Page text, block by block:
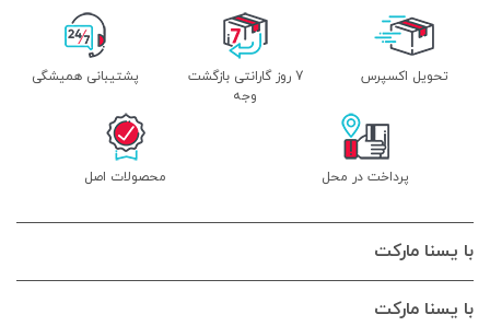
تحویل اکسپرس
7 روز گارانتی بازگشت
وجه
پشتیبانی همیشگی
پرداخت در محل محصولات اصل
با یسنا مارکت
با یسنا مارکت